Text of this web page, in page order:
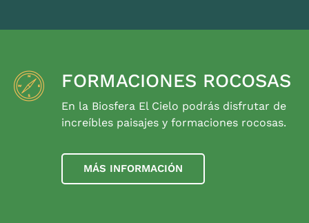
FORMACIONES ROCOSAS
En la Biosfera El Cielo podrás disfrutar de
increíbles paisajes y formaciones rocosas.
MÁS INFORMACIÓN